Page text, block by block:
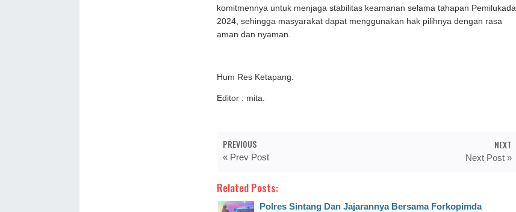
komitmennya untuk menjaga stabilitas keamanan selama tahapan Pemilukada
2024, sehingga masyarakat dapat menggunakan hak pilihnya dengan rasa
aman dan nyaman.
Hum Res Ketapang.
Editor : mita.
PREVIOUS
« Prev Post
NEXT
Next Post »
Related Posts:
Polres Sintang Dan Jajarannya Bersama Forkopimda